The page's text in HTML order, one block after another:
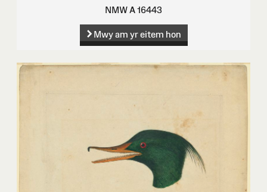
NMW A 16443
Mwy am yr eitem hon